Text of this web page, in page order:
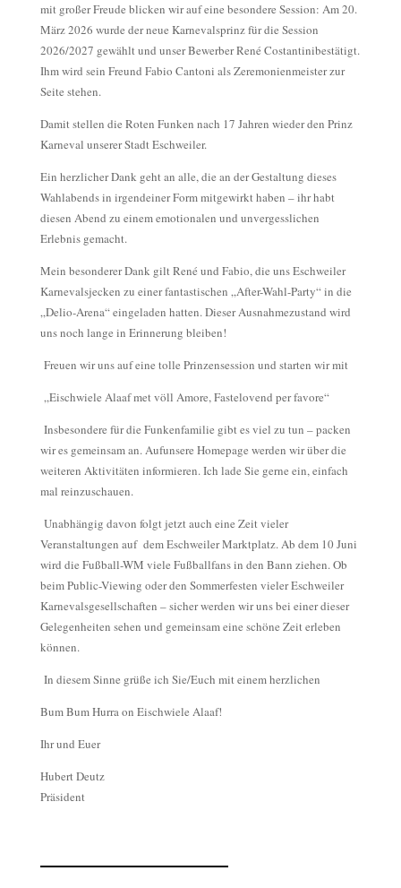
mit großer Freude blicken wir auf eine besondere Session: Am 20.
März 2026 wurde der neue Karnevalsprinz für die Session
2026/2027 gewählt und unser Bewerber René Costantinibestätigt.
Ihm wird sein Freund Fabio Cantoni als Zeremonienmeister zur
Seite stehen.
Damit stellen die Roten Funken nach 17 Jahren wieder den Prinz
Karneval unserer Stadt Eschweiler.
Ein herzlicher Dank geht an alle, die an der Gestaltung dieses
Wahlabends in irgendeiner Form mitgewirkt haben – ihr habt
diesen Abend zu einem emotionalen und unvergesslichen
Erlebnis gemacht.
Mein besonderer Dank giltRené und Fabio, die unsEschweiler
Karnevalsjecken zu einer fantastischen „After-Wahl-Party“in die
„Delio-Arena“eingeladen hatten.DieserAusnahmezustand wird
uns noch lange in Erinnerung bleiben!
Freuen wir uns auf eine tolle Prinzensession und starten wirmit
„Eischwiele Alaafmetvöll Amore,Fastelovend perfavore“
Insbesondere für die Funkenfamilie gibt es viel zu tun – packen
wir es gemeinsaman.Aufunsere Homepage werden wir über die
weiteren Aktivitäten informieren. Ich lade Sie gerne ein, einfach
mal reinzuschauen.
Unabhängig davon folgt jetzt auch eine Zeit vieler
Veranstaltungen auf dem Eschweiler Marktplatz. Ab dem 10 Juni
wird die Fußball-WM viele Fußballfans in den Bann ziehen. Ob
beim Public-Viewing oder den Sommerfesten vieler Eschweiler
Karnevalsgesellschaften – sicher werden wir uns bei einer dieser
Gelegenheiten sehen und gemeinsam eine schöne Zeit erleben
können.
In diesem Sinne grüße ich Sie/Euch mit einem herzlichen
BumBumHurra on Eischwiele Alaaf!
Ihr und Euer
Hubert Deutz
Präsident